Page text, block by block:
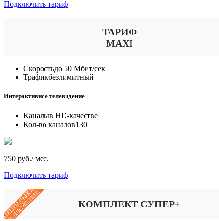
Подключить тариф
ТАРИФ
MAXI
Скоростьдо 50 Мбит/сек
Трафикбезлимитный
Интерактивное телевидение
Каналыв HD-качестве
Кол-во каналов130
750 руб./ мес.
Подключить тариф
ПРЕДЛОЖЕНИЕ КОМПЛЕКТ СУПЕР+